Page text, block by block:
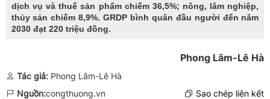
dịch vụ và thuế sản phẩm chiếm 36,5%; nông, lâm nghiệp,
thủy sản chiếm 8,9%. GRDP bình quân đầu người đến năm
2030 đạt 220 triệu đồng.
Phong Lâm-Lê Hà
Tác giả: Phong Lâm-Lê Hà
Nguồn:congthuong.vn Sao chép liên kết